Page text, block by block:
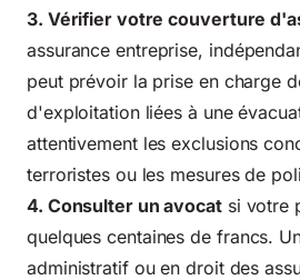
3. Vérifier votre couverture
assurance entreprise,
peut prévoir la prise en charge
d'exploitation liées à une
attentivement les exclusions
terroristes ou les mesures de
4. Consulter un avocatsi votre
quelques centaines de francs.
administratif ou en droit des